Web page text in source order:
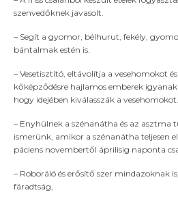
szenvedőknek javasolt.
– Segít a gyomor, bélhurut, fekély,
bántalmak estén is.
– Vesetisztító, eltávolítja a vesehomokot
kőképződésre hajlamos emberek igyanak
hogy idejében kiválasszák a vesehomokot.
– Enyhülnek a szénanátha és az asztma
ismerünk, amikor a szénanátha teljesen
páciens novembertől áprilisig naponta
– Roboráló és erősítő szer mindazoknak
fáradtság,